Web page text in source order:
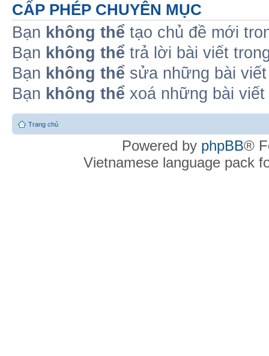
CẤP PHÉP CHUYÊN MỤC
Bạn không thể tạo chủ đề mới
Bạn không thể trả lời bài viết
Bạn không thể sửa những bài
Bạn không thể xoá những bài
Trang chủ
Powered by phpBB®
Vietnamese language pack